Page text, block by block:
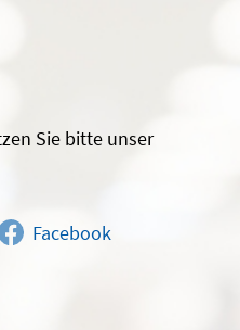
Sie bitte unser
Facebook